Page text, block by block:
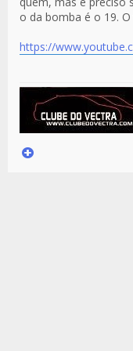
o da bomba é o 19.
https://